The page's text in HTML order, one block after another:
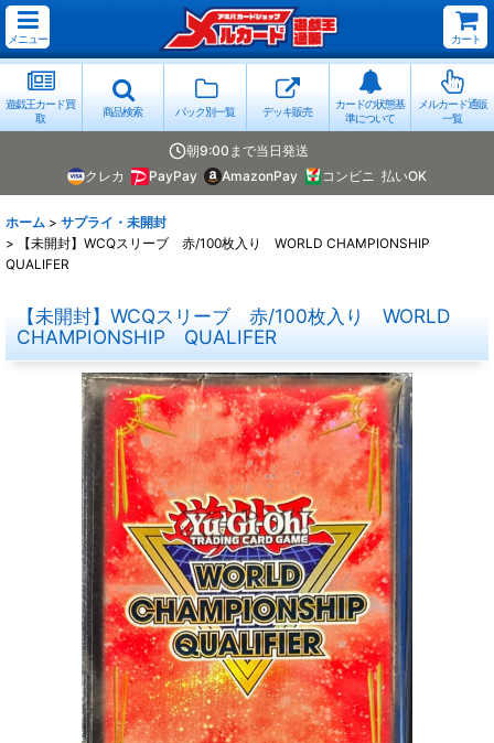
メニュー カート
遊戯王カード買
取
商品検索 パック別一覧 デッキ販売
カードの状態基
準について
メルカード通販
一覧
朝9:00まで当日発送
クレカ
PayPay AmazonPay コンビニ 払いOK
ホーム > サプライ・未開封
>
【未開封】WCQスリーブ 赤/100枚入り WORLD CHAMPIONSHIP
QUALIFER
【未開封】WCQスリーブ 赤/100枚入り WORLD
CHAMPIONSHIP QUALIFER